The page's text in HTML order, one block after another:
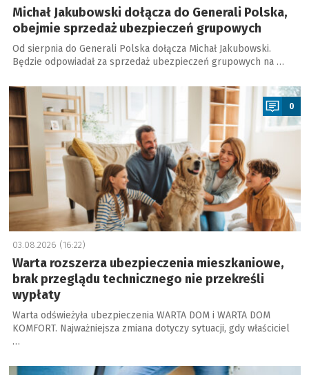
Michał Jakubowski dołącza do Generali Polska,
obejmie sprzedaż ubezpieczeń grupowych
Od sierpnia do Generali Polska dołącza Michał Jakubowski.
Będzie odpowiadał za sprzedaż ubezpieczeń grupowych na …
a
0
03.08.2026 (16:22)
Warta rozszerza ubezpieczenia mieszkaniowe,
brak przeglądu technicznego nie przekreśli
wypłaty
Warta odświeżyła ubezpieczenia WARTA DOM i WARTA DOM
KOMFORT. Najważniejsza zmiana dotyczy sytuacji, gdy właściciel
…
a